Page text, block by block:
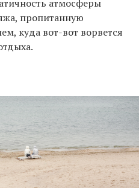
атмосферы
пропитанную
куда вот-вот ворвется